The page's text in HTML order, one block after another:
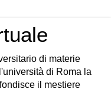
di materie
di Roma la
il mestiere